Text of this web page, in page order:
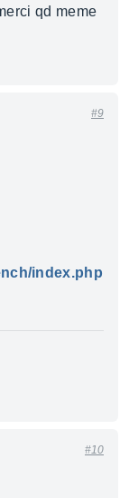
qd meme
#9
index.php
#10